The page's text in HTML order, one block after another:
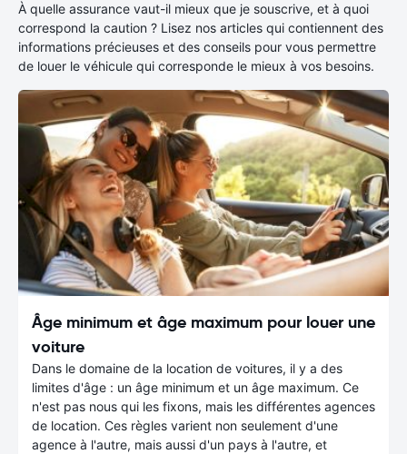
À quelle assurance vaut-il mieux que je souscrive, et à quoi
correspond la caution ? Lisez nos articles qui contiennent des
informations précieuses et des conseils pour vous permettre
de louer le véhicule qui corresponde le mieux à vos besoins.
Âge minimum et âge maximum pour louer une
voiture
Dans le domaine de la location de voitures, il y a des
limites d'âge : un âge minimum et un âge maximum. Ce
n'est pas nous qui les fixons, mais les différentes agences
de location. Ces règles varient non seulement d'une
agence à l'autre, mais aussi d'un pays à l'autre, et